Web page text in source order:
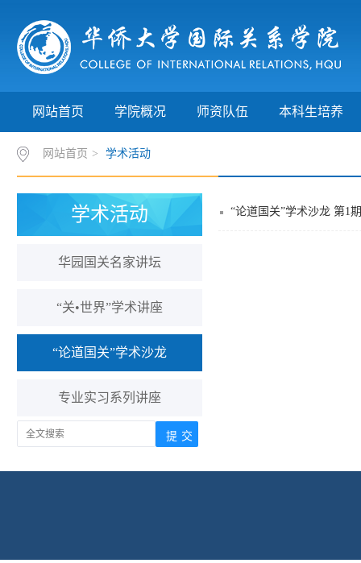
网站首页 学院概况 师资队伍 本科生培养
网站首页 > 学术活动
学术活动
华园国关名家讲坛
“关•世界”学术讲座
“论道国关”学术沙龙
专业实习系列讲座
“论道国关”学术沙龙 第1